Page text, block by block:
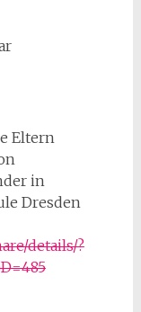
Eltern
in
Dresden
details/?